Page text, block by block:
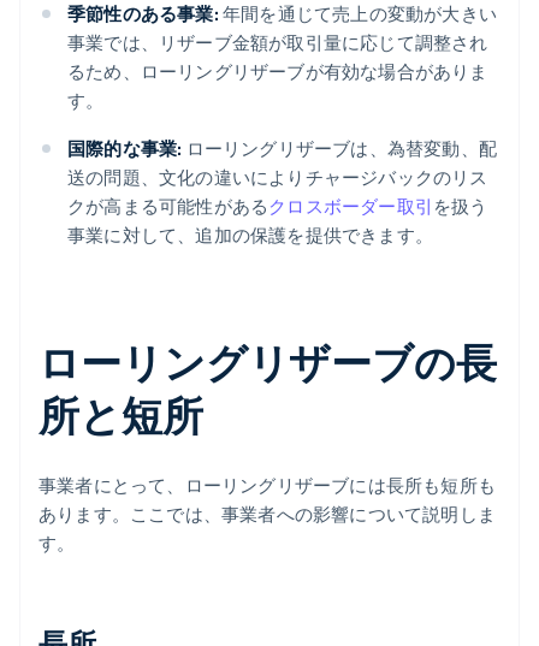
季節性のある事業: 年間を通じて売上の変動が大きい
事業では、リザーブ金額が取引量に応じて調整され
るため、ローリングリザーブが有効な場合がありま
す。
国際的な事業: ローリングリザーブは、為替変動、配
送の問題、文化の違いによりチャージバックのリス
クが高まる可能性がある クロスボーダー取引 を扱う
事業に対して、追加の保護を提供できます。
ローリングリザーブの長
所と短所
事業者にとって、ローリングリザーブには長所も短所も
あります。ここでは、事業者への影響について説明しま
す。